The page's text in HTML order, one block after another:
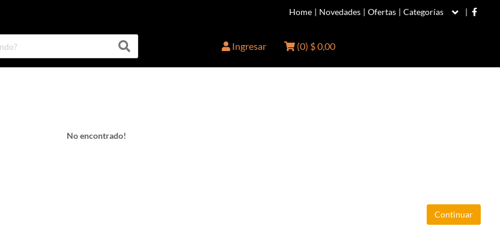
Home | Novedades | Ofertas | Categorías |
Ingresar (0) $ 0,00
No encontrado!
Continuar